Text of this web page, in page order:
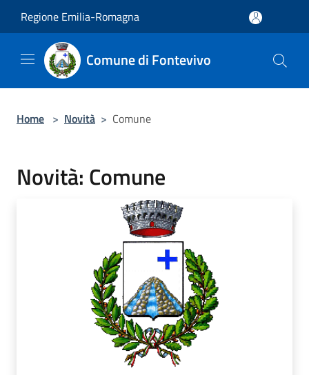
Regione Emilia-Romagna
Comune di Fontevivo
Home > Novità > Comune
Novità: Comune